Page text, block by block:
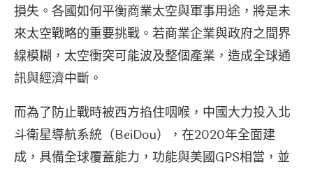
損失。各國如何平衡商業太空與軍事用途，將是未
來太空戰略的重要挑戰。若商業企業與政府之間界
線模糊，太空衝突可能波及整個產業，造成全球通
訊與經濟中斷。
而為了防止戰時被西方掐住咽喉，中國大力投入北
斗衛星導航系統（BeiDou），在2020年全面建
成，具備全球覆蓋能力，功能與美國GPS相當，並